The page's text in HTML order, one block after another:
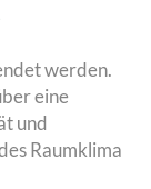
werden.
eine
und
Raumklima